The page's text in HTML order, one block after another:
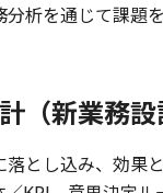
析を通じて課題
（新業務設
とし込み、効果